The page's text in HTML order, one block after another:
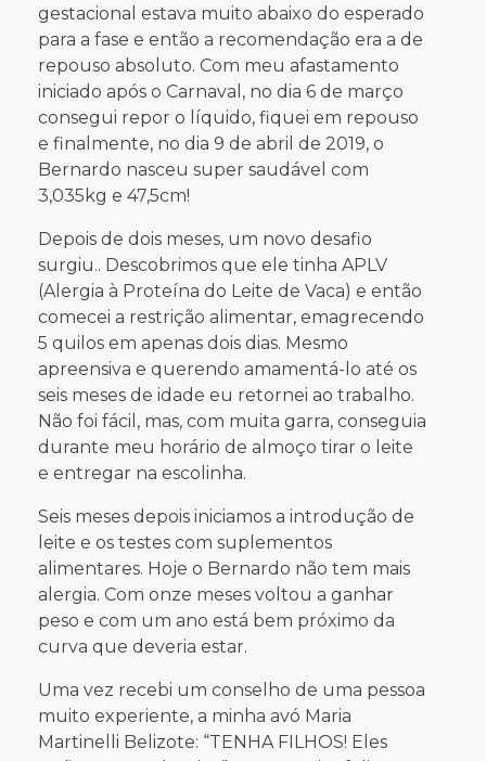
gestacional estava muito abaixo do esperado
para a fase e então a recomendação era a de
repouso absoluto. Com meu afastamento
iniciado após o Carnaval, no dia 6 de março
consegui repor o líquido, fiquei em repouso
e finalmente, no dia 9 de abril de 2019, o
Bernardo nasceu super saudável com
3,035kg e 47,5cm!
Depois de dois meses, um novo desafio
surgiu.. Descobrimos que ele tinha APLV
(Alergia à Proteína do Leite de Vaca) e então
comecei a restrição alimentar, emagrecendo
5 quilos em apenas dois dias. Mesmo
apreensiva e querendo amamentá-lo até os
seis meses de idade eu retornei ao trabalho.
Não foi fácil, mas, com muita garra, conseguia
durante meu horário de almoço tirar o leite
e entregar na escolinha.
Seis meses depois iniciamos a introdução de
leite e os testes com suplementos
alimentares. Hoje o Bernardo não tem mais
alergia. Com onze meses voltou a ganhar
peso e com um ano está bem próximo da
curva que deveria estar.
Uma vez recebi um conselho de uma pessoa
muito experiente, a minha avó Maria
Martinelli Belizote: “TENHA FILHOS! Eles